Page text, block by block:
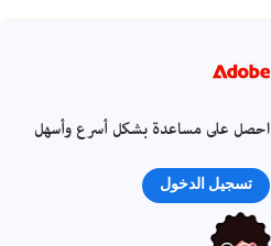
احصل على مساعدة بشكل أسرع وأسهل
تسجيل الدخول